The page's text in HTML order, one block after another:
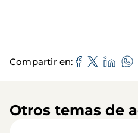
Compartir en
Otros temas de